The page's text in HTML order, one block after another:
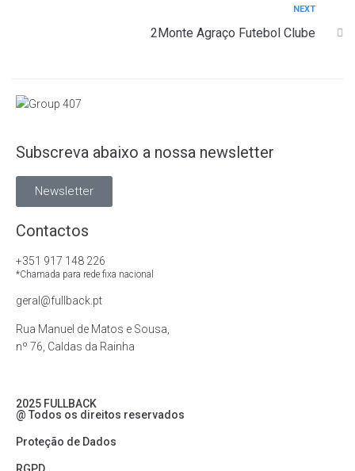
NEXT
2Monte Agraço Futebol Clube
Contactos
+351 917 148 226
*Chamada para rede fixa nacional
geral@fullback.pt
Rua Manuel de Matos e Sousa,
nº 76, Caldas da Rainha
Subscreva abaixo a nossa newsletter
Newsletter
2025 FULLBACK
@ Todos os direitos reservados
Proteção de Dados